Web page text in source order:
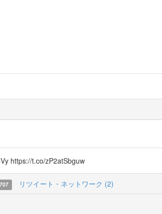
https://t.co/zP2atSbguw
リツイート・ネットワーク (2)